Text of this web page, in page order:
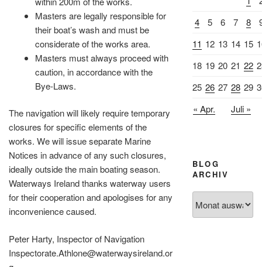
Masters are legally responsible for
their boat’s wash and must be
considerate of the works area.
Masters must always proceed with
caution, in accordance with the
Bye-Laws.
The navigation will likely require temporary
closures for specific elements of the
works. We will issue separate Marine
Notices in advance of any such closures,
ideally outside the main boating season.
Waterways Ireland thanks waterway users
for their cooperation and apologises for any
inconvenience caused.
Peter Harty, Inspector of Navigation
Inspectorate.Athlone@waterwaysireland.or
4
5 6 7 8
11 12 13 14 15
18 19 20 21 22
25 26 27 28 29
« Apr.
Juli »
BLOG
ARCHIV
Archiv